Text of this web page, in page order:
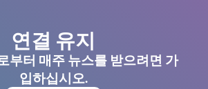
연결 유지
부터 매주 뉴스를 받으려면 가
입하십시오.